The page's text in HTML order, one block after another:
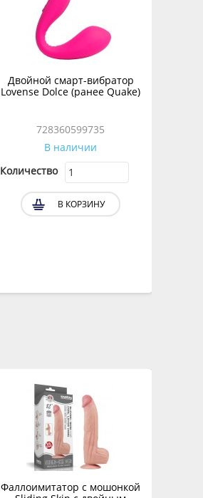
Двойной смарт-вибратор
Lovense Dolce (ранее Quake)
728360599735
В наличии
Количество
В КОРЗИНУ
Фаллоимитатор с мошонкой